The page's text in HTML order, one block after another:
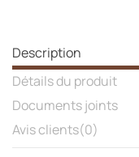
Description
Détails du produit
Documents joints
Avis clients(0)